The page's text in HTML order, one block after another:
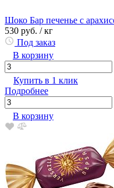
Шоко Бар печенье с
530 руб. / кг
Под заказ
В корзину
Купить в 1 клик
Подробнее
В корзину